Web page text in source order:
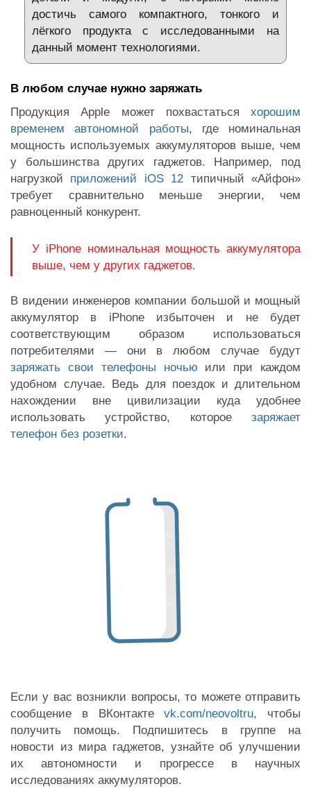
достичь самого компактного, тонкого и
лёгкого продукта с исследованными на
данный момент технологиями.
В любом случае нужно заряжать
Продукция Apple может похвастаться хорошим
временем автономной работы, где номинальная
мощность используемых аккумуляторов выше, чем
у большинства других гаджетов. Например, под
нагрузкой приложений iOS 12 типичный «Айфон»
требует сравнительно меньше энергии, чем
равноценный конкурент.
У iPhone номинальная мощность аккумулятора
выше, чем у других гаджетов.
В видении инженеров компании большой и мощный
аккумулятор в iPhone избыточен и не будет
соответствующим образом использоваться
потребителями — они в любом случае будут
заряжать свои телефоны ночью или при каждом
удобном случае. Ведь для поездок и длительном
нахождении вне цивилизации куда удобнее
использовать устройство, которое заряжает
телефон без розетки.
Если у вас возникли вопросы, то можете отправить
сообщение в ВКонтактеvk.com/neovoltru, чтобы
получить помощь. Подпишитесь в группе на
новости из мира гаджетов, узнайте об улучшении
их автономности и прогрессе в научных
исследованиях аккумуляторов.